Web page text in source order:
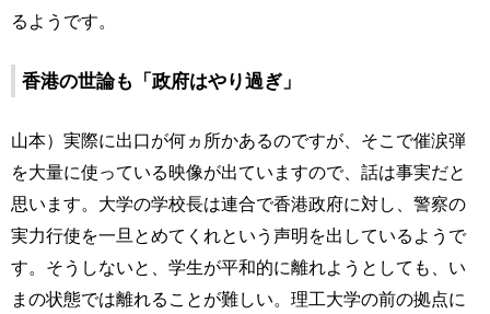
るようです。
香港の世論も「政府はやり過ぎ」
山本）実際に出口が何ヵ所かあるのですが、そこで催涙弾
を大量に使っている映像が出ていますので、話は事実だと
思います。大学の学校長は連合で香港政府に対し、警察の
実力行使を一旦とめてくれという声明を出しているようで
す。そうしないと、学生が平和的に離れようとしても、い
まの状態では離れることが難しい。理工大学の前の拠点に